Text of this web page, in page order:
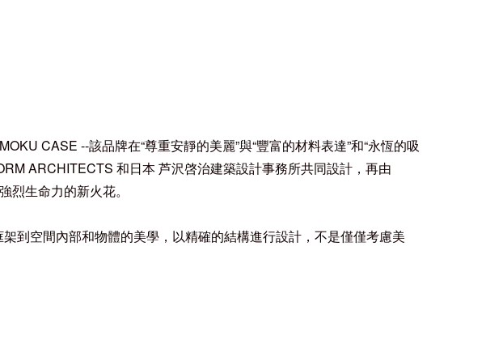
CASE --該品牌在“尊重安靜的美麗”與“豐富的材料表達”和“永恆的吸
ARCHITECTS 和日本 芦沢啓治建築設計事務所共同設計，再由
生命力的新火花。
到空間內部和物體的美學，以精確的結構進行設計，不是僅僅考慮美